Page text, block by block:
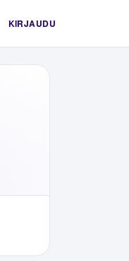
KIRJAUDU